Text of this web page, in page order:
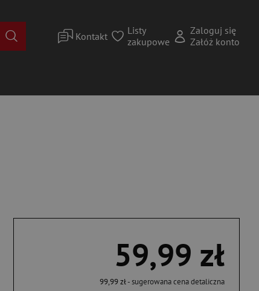
Kontakt
Listy
zakupowe
Zaloguj się
Załóż konto
59,99 zł
99,99 zł- sugerowana cena detaliczna